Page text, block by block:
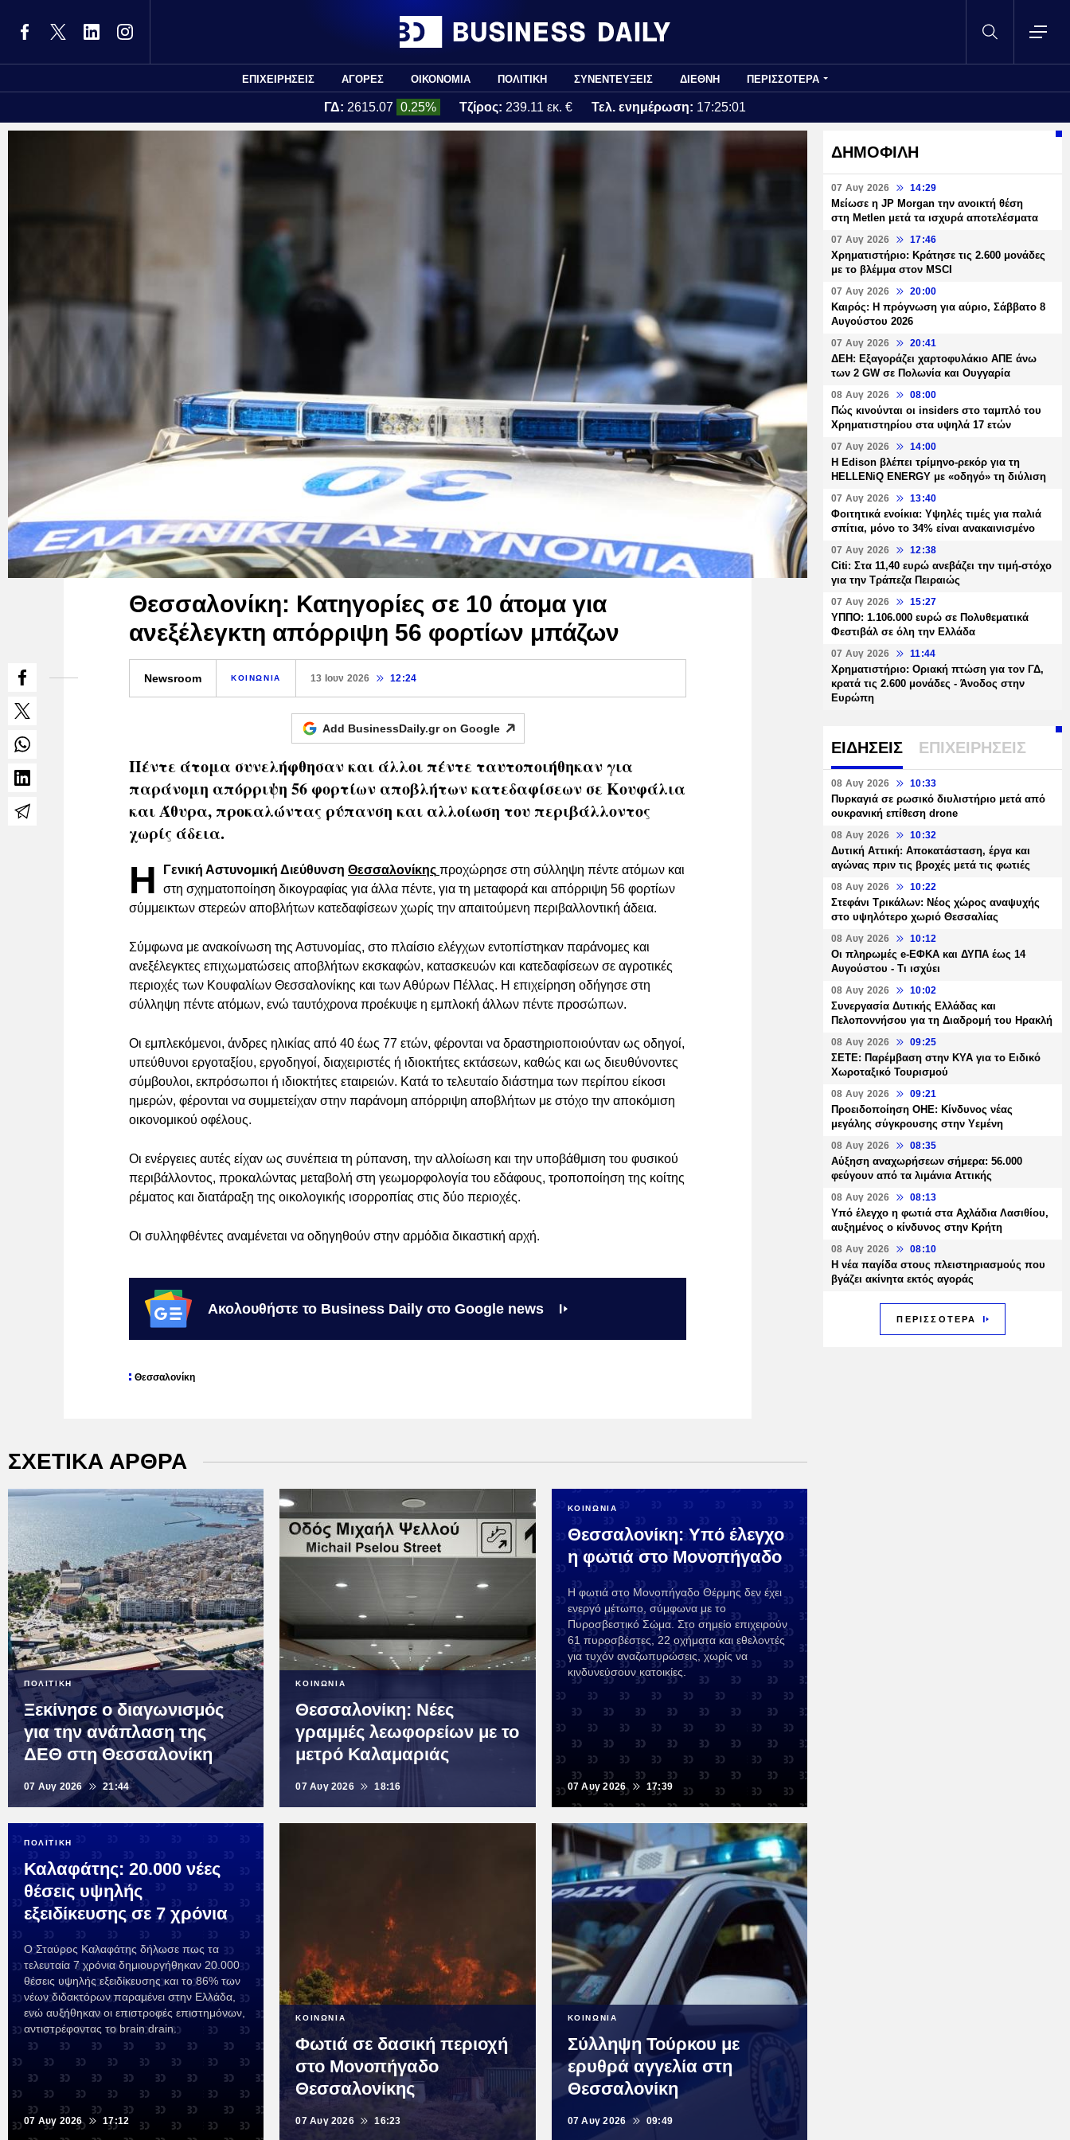
ΕΠΙΧΕΙΡΗΣΕΙΣ ΑΓΟΡΕΣ ΟΙΚΟΝΟΜΙΑ ΠΟΛΙΤΙΚΗ ΣΥΝΕΝΤΕΥΞΕΙΣ ΔΙΕΘΝΗ ΠΕΡΙΣΣΟΤΕΡΑ
ΓΔ: 2615.07 0.25% Τζίρος: 239.11 εκ. € Τελ. ενημέρωση: 17:25:01
Θεσσαλονίκη: Κατηγορίες σε 10 άτομα για
ανεξέλεγκτη απόρριψη 56 φορτίων μπάζων
Newsroom ΚΟΙΝΩΝΙΑ 13 Ιουν 2026 12:24
Add BusinessDaily.gr on Google
Πέντε άτομα συνελήφθησαν και άλλοι πέντε ταυτοποιήθηκαν για
παράνομη απόρριψη 56 φορτίων αποβλήτων κατεδαφίσεων σε Κουφάλια
και Άθυρα, προκαλώντας ρύπανση και αλλοίωση του περιβάλλοντος
χωρίς άδεια.
Η Γενική Αστυνομική Διεύθυνση Θεσσαλονίκης προχώρησε στη σύλληψη πέντε ατόμων και
στη σχηματοποίηση δικογραφίας για άλλα πέντε, για τη μεταφορά και απόρριψη 56 φορτίων
σύμμεικτων στερεών αποβλήτων κατεδαφίσεων χωρίς την απαιτούμενη περιβαλλοντική άδεια.
Σύμφωνα με ανακοίνωση της Αστυνομίας, στο πλαίσιο ελέγχων εντοπίστηκαν παράνομες και
ανεξέλεγκτες επιχωματώσεις αποβλήτων εκσκαφών, κατασκευών και κατεδαφίσεων σε αγροτικές
περιοχές των Κουφαλίων Θεσσαλονίκης και των Αθύρων Πέλλας. Η επιχείρηση οδήγησε στη
σύλληψη πέντε ατόμων, ενώ ταυτόχρονα προέκυψε η εμπλοκή άλλων πέντε προσώπων.
Οι εμπλεκόμενοι, άνδρες ηλικίας από 40 έως 77 ετών, φέρονται να δραστηριοποιούνταν ως οδηγοί,
υπεύθυνοι εργοταξίου, εργοδηγοί, διαχειριστές ή ιδιοκτήτες εκτάσεων, καθώς και ως διευθύνοντες
σύμβουλοι, εκπρόσωποι ή ιδιοκτήτες εταιρειών. Κατά το τελευταίο διάστημα των περίπου είκοσι
ημερών, φέρονται να συμμετείχαν στην παράνομη απόρριψη αποβλήτων με στόχο την αποκόμιση
οικονομικού οφέλους.
Οι ενέργειες αυτές είχαν ως συνέπεια τη ρύπανση, την αλλοίωση και την υποβάθμιση του φυσικού
περιβάλλοντος, προκαλώντας μεταβολή στη γεωμορφολογία του εδάφους, τροποποίηση της κοίτης
ρέματος και διατάραξη της οικολογικής ισορροπίας στις δύο περιοχές.
Οι συλληφθέντες αναμένεται να οδηγηθούν στην αρμόδια δικαστική αρχή.
Ακολουθήστε το Business Daily στο Google news
Θεσσαλονίκη
ΣΧΕΤΙΚΑ ΑΡΘΡΑ
ΠΟΛΙΤΙΚΗ
Ξεκίνησε ο διαγωνισμός
για την ανάπλαση της
ΔΕΘ στη Θεσσαλονίκη
07 Αυγ 2026 21:44
ΚΟΙΝΩΝΙΑ
Θεσσαλονίκη: Νέες
γραμμές λεωφορείων με το
μετρό Καλαμαριάς
07 Αυγ 2026 18:16
ΚΟΙΝΩΝΙΑ
Θεσσαλονίκη: Υπό έλεγχο
η φωτιά στο Μονοπήγαδο
Η φωτιά στο Μονοπήγαδο Θέρμης δεν έχει
ενεργό μέτωπο, σύμφωνα με το
Πυροσβεστικό Σώμα. Στο σημείο επιχειρούν
61 πυροσβέστες, 22 οχήματα και εθελοντές
για τυχόν αναζωπυρώσεις, χωρίς να
κινδυνεύσουν κατοικίες.
07 Αυγ 2026 17:39
ΠΟΛΙΤΙΚΗ
Καλαφάτης: 20.000 νέες
θέσεις υψηλής
εξειδίκευσης σε 7 χρόνια
Ο Σταύρος Καλαφάτης δήλωσε πως τα
τελευταία 7 χρόνια δημιουργήθηκαν 20.000
θέσεις υψηλής εξειδίκευσης και το 86% των
νέων διδακτόρων παραμένει στην Ελλάδα,
ενώ αυξήθηκαν οι επιστροφές επιστημόνων,
αντιστρέφοντας το brain drain.
07 Αυγ 2026 17:12
ΚΟΙΝΩΝΙΑ
Φωτιά σε δασική περιοχή
στο Μονοπήγαδο
Θεσσαλονίκης
07 Αυγ 2026 16:23
ΚΟΙΝΩΝΙΑ
Σύλληψη Τούρκου με
ερυθρά αγγελία στη
Θεσσαλονίκη
07 Αυγ 2026 09:49
ΔΗΜΟΦΙΛΗ
07 Αυγ 2026 14:29
Μείωσε η JP Morgan την ανοικτή θέση
στη Metlen μετά τα ισχυρά αποτελέσματα
07 Αυγ 2026 17:46
Χρηματιστήριο: Κράτησε τις 2.600 μονάδες
με το βλέμμα στον MSCI
07 Αυγ 2026 20:00
Καιρός: Η πρόγνωση για αύριο, Σάββατο 8
Αυγούστου 2026
07 Αυγ 2026 20:41
ΔΕΗ: Εξαγοράζει χαρτοφυλάκιο ΑΠΕ άνω
των 2 GW σε Πολωνία και Ουγγαρία
08 Αυγ 2026 08:00
Πώς κινούνται οι insiders στο ταμπλό του
Χρηματιστηρίου στα υψηλά 17 ετών
07 Αυγ 2026 14:00
Η Edison βλέπει τρίμηνο-ρεκόρ για τη
HELLENiQ ENERGY με «οδηγό» τη διύλιση
07 Αυγ 2026 13:40
Φοιτητικά ενοίκια: Υψηλές τιμές για παλιά
σπίτια, μόνο το 34% είναι ανακαινισμένο
07 Αυγ 2026 12:38
Citi: Στα 11,40 ευρώ ανεβάζει την τιμή-στόχο
για την Τράπεζα Πειραιώς
07 Αυγ 2026 15:27
ΥΠΠΟ: 1.106.000 ευρώ σε Πολυθεματικά
Φεστιβάλ σε όλη την Ελλάδα
07 Αυγ 2026 11:44
Χρηματιστήριο: Οριακή πτώση για τον ΓΔ,
κρατά τις 2.600 μονάδες - Άνοδος στην
Ευρώπη
ΕΙΔΗΣΕΙΣ ΕΠΙΧΕΙΡΗΣΕΙΣ
08 Αυγ 2026 10:33
Πυρκαγιά σε ρωσικό διυλιστήριο μετά από
ουκρανική επίθεση drone
08 Αυγ 2026 10:32
Δυτική Αττική: Αποκατάσταση, έργα και
αγώνας πριν τις βροχές μετά τις φωτιές
08 Αυγ 2026 10:22
Στεφάνι Τρικάλων: Νέος χώρος αναψυχής
στο υψηλότερο χωριό Θεσσαλίας
08 Αυγ 2026 10:12
Οι πληρωμές e-ΕΦΚΑ και ΔΥΠΑ έως 14
Αυγούστου - Τι ισχύει
08 Αυγ 2026 10:02
Συνεργασία Δυτικής Ελλάδας και
Πελοποννήσου για τη Διαδρομή του Ηρακλή
08 Αυγ 2026 09:25
ΣΕΤΕ: Παρέμβαση στην ΚΥΑ για το Ειδικό
Χωροταξικό Τουρισμού
08 Αυγ 2026 09:21
Προειδοποίηση ΟΗΕ: Κίνδυνος νέας
μεγάλης σύγκρουσης στην Υεμένη
08 Αυγ 2026 08:35
Αύξηση αναχωρήσεων σήμερα: 56.000
φεύγουν από τα λιμάνια Αττικής
08 Αυγ 2026 08:13
Υπό έλεγχο η φωτιά στα Αχλάδια Λασιθίου,
αυξημένος ο κίνδυνος στην Κρήτη
08 Αυγ 2026 08:10
Η νέα παγίδα στους πλειστηριασμούς που
βγάζει ακίνητα εκτός αγοράς
ΠΕΡΙΣΣΟΤΕΡΑ